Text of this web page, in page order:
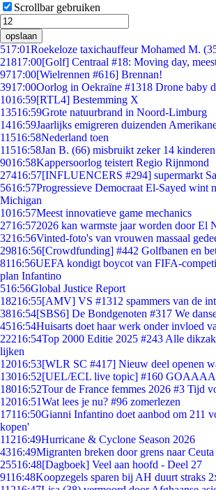
Scrollbar gebruiken
opslaan
517:01Roekeloze taxichauffeur Mohamed M.
21817:00[Golf] Centraal #18: Moving day,
9717:00[Wielrennen #616] Brennan!
3917:00Oorlog in Oekraïne #1318 Drone baby
1016:59[RTL4] Bestemming X
13516:59Grote natuurbrand in Noord-Limburg
1416:59Jaarlijks emigreren duizenden
11516:58Nederland toen
11516:58Jan B. (66) misbruikt zeker 14 kinderen
9016:58Kappersoorlog teistert Regio Rijnmond
27416:57[INFLUENCERS #294] supermarkt
5616:57Progressieve Democraat El-Sayed wint
Michigan
1016:57Meest innovatieve game mechanics
2716:572026 kan warmste jaar worden door El
3216:56Vinted-foto's van vrouwen massaal
29816:56[Crowdfunding] #442 Golfbanen en
8116:56UEFA kondigt boycot van FIFA-
plan Infantino
516:56Global Justice Report
18216:55[AMV] VS #1312 spammers van de
3816:54[SBS6] De Bondgenoten #317 We
4516:54Huisarts doet haar werk onder invloed
22216:54Top 2000 Editie 2025 #243 Alle
lijken
12016:53[WLR SC #417] Nieuw deel openen
13016:52[UEL/ECL live topic] #160
18016:52Tour de France femmes 2026 #3 Tijd
12016:51Wat lees je nu? #96 zomerlezen
17116:50Gianni Infantino doet aanbod om 211
kopen'
11216:49Hurricane & Cyclone Season 2026
4316:49Migranten breken door grens naar
25516:48[Dagboek] Veel aan hoofd - Deel 27
9116:48Koopzegels sparen bij AH duurt straks